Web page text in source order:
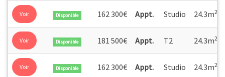
Voir Disponible 162 300€ Appt. Studio 24.3m2
Voir Disponible 181 500€ Appt. T2 24.3m2
Voir Disponible 162 300€ Appt. Studio 24.3m2